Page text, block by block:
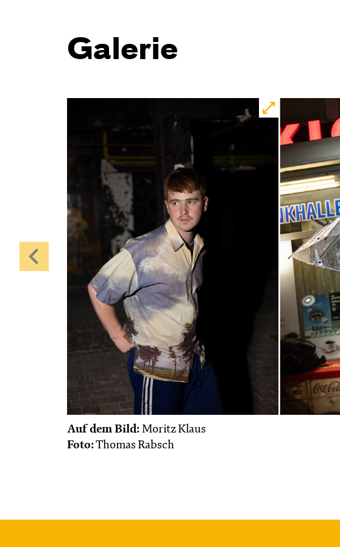
Galerie
Auf dem Bild: Moritz Klaus
Foto:Thomas Rabsch